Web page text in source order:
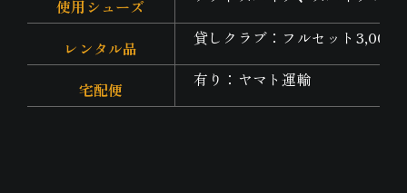
使用シューズ
レンタル品 貸しクラブ：フルセット3,000
宅配便 有り：ヤマト運輸